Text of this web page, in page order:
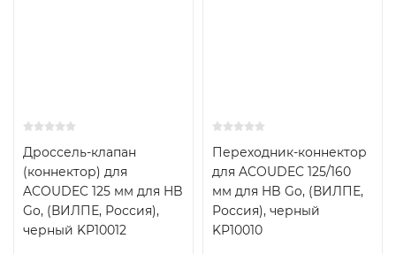
Дроссель-клапан
(коннектор) для
ACOUDEC 125 мм для HB
Go, (ВИЛПЕ, Россия),
черный KP10012
Переходник-коннектор
для ACOUDEC 125/160
мм для HB Go, (ВИЛПЕ,
Россия), черный
KP10010